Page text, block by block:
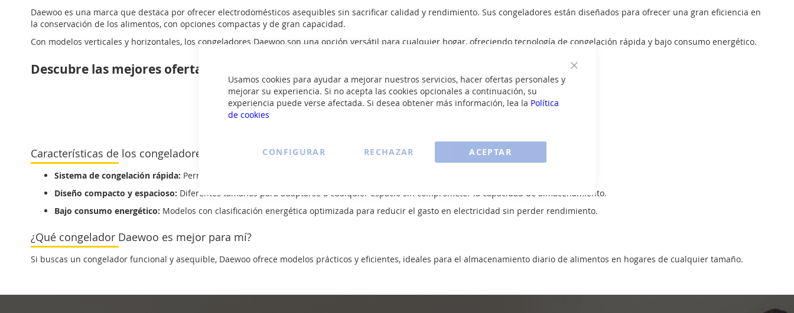
Usamos cookies para ayudar a mejorar nuestros servicios, hacer ofertas personales y
mejorar su experiencia. Si no acepta las cookies opcionales a continuación, su
experiencia puede verse afectada. Si desea obtener más información, lea la Política
de cookies
ACEPTAR
CONFIGURAR RECHAZAR
Daewoo es una marca que destaca por ofrecer electrodomésticos asequibles sin sacrificar calidad y rendimiento. Sus congeladores están diseñados para ofrecer una gran eficiencia en
la conservación de los alimentos, con opciones compactas y de gran capacidad.
Con modelos verticales y horizontales, los congeladores Daewoo son una opción versátil para cualquier hogar, ofreciendo tecnología de congelación rápida y bajo consumo energético.
Descubre las mejores ofertas en Congeladores Daewoo
Características de los congeladores Daewoo
Sistema de congelación rápida: Permite enfriar los alimentos de manera rápida y eficiente, manteniendo su frescura y textura original.
Diseño compacto y espacioso: Diferentes tamaños para adaptarse a cualquier espacio sin comprometer la capacidad de almacenamiento.
Bajo consumo energético: Modelos con clasificación energética optimizada para reducir el gasto en electricidad sin perder rendimiento.
¿Qué congelador Daewoo es mejor para mí?
Si buscas un congelador funcional y asequible, Daewoo ofrece modelos prácticos y eficientes, ideales para el almacenamiento diario de alimentos en hogares de cualquier tamaño.